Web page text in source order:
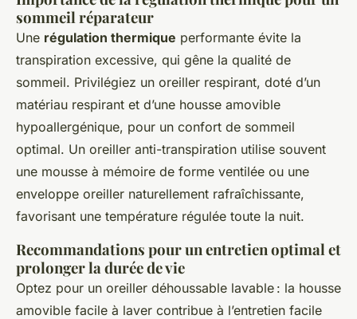
sommeil réparateur
Une régulation thermique performante évite la
transpiration excessive, qui gêne la qualité de
sommeil. Privilégiez un oreiller respirant, doté d’un
matériau respirant et d’une housse amovible
hypoallergénique, pour un confort de sommeil
optimal. Un oreiller anti-transpiration utilise souvent
une mousse à mémoire de forme ventilée ou une
enveloppe oreiller naturellement rafraîchissante,
favorisant une température régulée toute la nuit.
Recommandations pour un entretien optimal et
prolonger la durée de vie
Optez pour un oreiller déhoussable lavable : la housse
amovible facile à laver contribue à l’entretien facile